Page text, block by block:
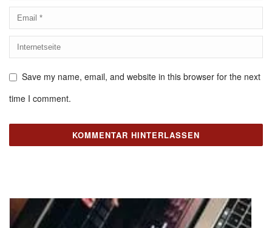
Save my name, email, and website in this browser for the next
time I comment.